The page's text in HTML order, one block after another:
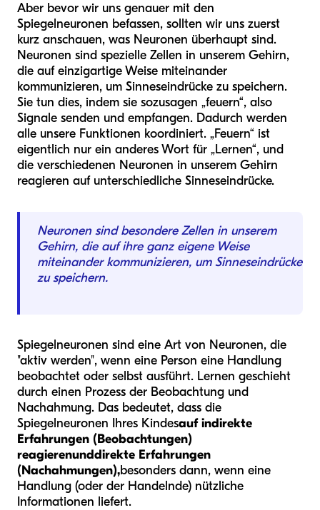
Aber bevor wir uns genauer mit den
Spiegelneuronen befassen, sollten wir uns zuerst
kurz anschauen, was Neuronen überhaupt sind.
Neuronen sind spezielle Zellen in unserem Gehirn,
die auf einzigartige Weise miteinander
kommunizieren, um Sinneseindrücke zu speichern.
Sie tun dies, indem sie sozusagen „feuern“, also
Signale senden und empfangen. Dadurch werden
alle unsere Funktionen koordiniert. „Feuern“ ist
eigentlich nur ein anderes Wort für „Lernen“, und
die verschiedenen Neuronen in unserem Gehirn
reagieren auf unterschiedliche Sinneseindrücke.
Neuronen sind besondere Zellen in unserem
Gehirn, die auf ihre ganz eigene Weise
miteinander kommunizieren, um Sinneseindrücke
zu speichern.
Spiegelneuronen sind eine Art von Neuronen, die
"aktiv werden", wenn eine Person eine Handlung
beobachtet oder selbst ausführt. Lernen geschieht
durch einen Prozess der Beobachtung und
Nachahmung. Das bedeutet, dass die
Spiegelneuronen Ihres Kindesauf indirekte
Erfahrungen (Beobachtungen)
reagierenunddirekte Erfahrungen
(Nachahmungen),besonders dann, wenn eine
Handlung (oder der Handelnde) nützliche
Informationen liefert.